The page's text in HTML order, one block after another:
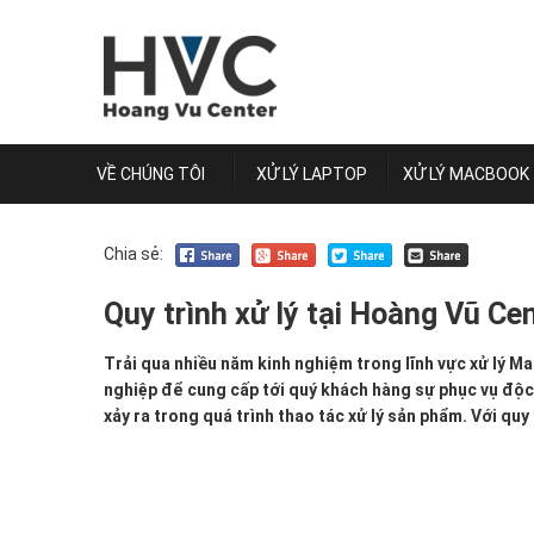
VỀ CHÚNG TÔI XỬ LÝ LAPTOP XỬ LÝ MACBOOK
Chia sẻ:
Quy trình xử lý tại Hoàng Vũ
Quy
trình
xử
Trải qua nhiều năm kinh nghiệm trong lĩnh vực xử lý
nghiệp để cung cấp tới quý khách hàng sự phục vụ
xảy ra trong quá trình thao tác xử lý sản phẩm. Với